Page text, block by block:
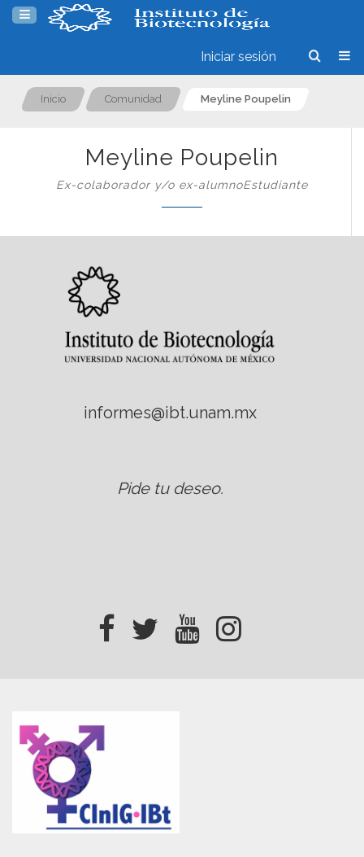
Iniciar sesión
Inicio Comunidad Meyline Poupelin
Meyline Poupelin
Ex-colaborador y/o ex-alumnoEstudiante
informes@ibt.unam.mx
Pide tu deseo.